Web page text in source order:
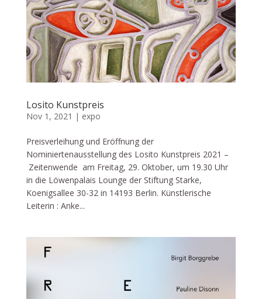
Losito Kunstpreis
Nov 1, 2021 | expo
Preisverleihung und Eröffnung der
Nominiertenausstellung des Losito Kunstpreis 2021 –
Zeitenwende am Freitag, 29. Oktober, um 19.30 Uhr
in die Löwenpalais Lounge der Stiftung Starke,
Koenigsallee 30-32 in 14193 Berlin. Künstlerische
Leiterin : Anke...